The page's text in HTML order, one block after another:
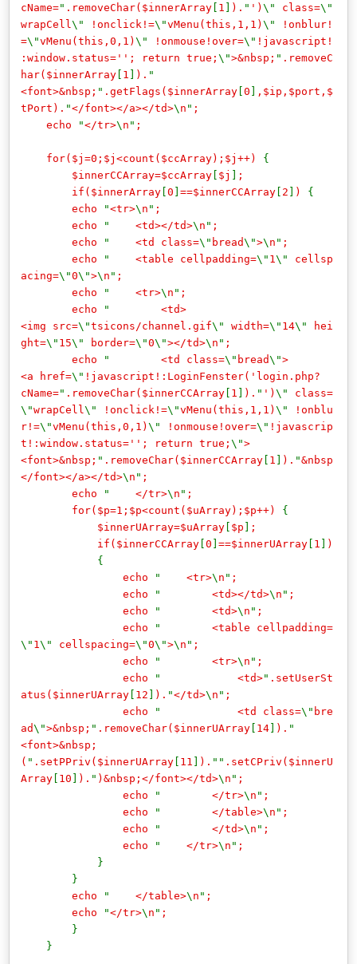
cName=" .removeChar($innerArray [ 1 ] ). " ')\" class=\"
wrapCell\" !onclick!=\"vMenu(this,1,1)\"
!onblur!
=\"vMenu(this,0,1)\" !onmouse!over=\" !javascript!
:window.status=''; return true;\">&nbsp; " .removeC
har($innerArray [ 1 ] ). "
<font>&nbsp; " .getFlags($innerArray [0 ] ,$ip,$port,$
tPort). "</font></a></td>\ n " ;
echo
"</tr>\ n " ;
for($j=0;$j<count($ccArray);$j++) {
$innerCCArray=$ccArray [ $j ] ;
if($innerArray [0 ]==$innerCCArray [ 2 ] ) {
echo
"<tr>\ n " ;
echo
" <td></td>\ n " ;
echo
" <td class=\" bread\">\ n " ;
echo
" <table cellpadding=\" 1\"
cellsp
acing=\"0\">\ n " ;
echo
" <tr>\ n " ;
echo
"
<td>
<img src=\"tsicons/channel.gif\" width=\" 14\"
hei
ght=\" 15\" border=\"0\"></td>\ n " ;
echo
" <td class=\" bread\">
<a href=\" !javascript!:LoginFenster('login.php?
cName=" .removeChar($innerCCArray [ 1 ] ). " ')\"
class=
\"wrapCell\" !onclick!=\"vMenu(this,1,1)\"
!onblu
r!=\"vMenu(this,0,1)\" !onmouse!over=\" !javascrip
t!:window.status=''; return true;\">
<font>&nbsp; " .removeChar($innerCCArray [ 1 ] ). "&nbsp
</font></a></td>\ n " ;
echo
" </tr>\ n " ;
for($p=1;$p<count($uArray);$p++) {
$innerUArray=$uArray [ $p ] ;
if($innerCCArray [0 ]==$innerUArray [ 1 ] )
{
echo
" <tr>\ n " ;
echo
" <td></td>\ n " ;
echo
" <td>\ n " ;
echo
"
<table cellpadding=
\" 1\" cellspacing=\"0\">\ n " ;
echo
" <tr>\ n " ;
echo
" <td>" .setUserSt
atus($innerUArray [ 12 ] ). "</td>\ n " ;
echo
" <td class=\" bre
ad\">&nbsp; " .removeChar($innerUArray [ 14] ). "
<font>&nbsp;
( " .setPPriv($innerUArray [ 11 ] ). "" .setCPriv($innerU
Array [ 10 ] ). " )&nbsp;</font></td>\ n " ;
echo
" </tr>\ n " ;
echo
" </table>\ n " ;
echo
" </td>\ n " ;
echo
" </tr>\ n " ;
}
}
echo
" </table>\ n " ;
echo
"</tr>\ n " ;
}
}